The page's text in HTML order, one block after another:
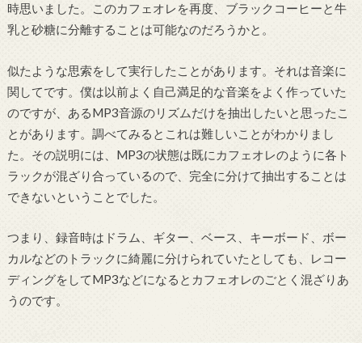
時思いました。このカフェオレを再度、ブラックコーヒーと牛
乳と砂糖に分離することは可能なのだろうかと。
似たような思索をして実行したことがあります。それは音楽に
関してです。僕は以前よく自己満足的な音楽をよく作っていた
のですが、あるMP3音源のリズムだけを抽出したいと思ったこ
とがあります。調べてみるとこれは難しいことがわかりまし
た。その説明には、MP3の状態は既にカフェオレのように各ト
ラックが混ざり合っているので、完全に分けて抽出することは
できないということでした。
つまり、録音時はドラム、ギター、ベース、キーボード、ボー
カルなどのトラックに綺麗に分けられていたとしても、レコー
ディングをしてMP3などになるとカフェオレのごとく混ざりあ
うのです。